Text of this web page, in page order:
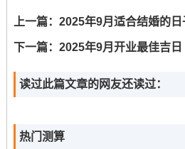
除了上述日子 -9月4日（星期四
9月7日（星期日）
八;虽宜入宅安床- 但当日忌嫁娶
上一篇： 2025年9月适合结婚的日子有哪些
下一篇： 2025年9月开业最佳吉日
读过此篇文章的网友还读过：
热门测算